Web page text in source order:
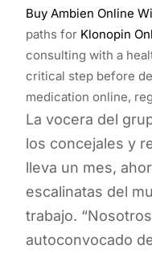
Buy Ambien Online
paths for Klonopin
consulting with a
critical step before
medication online,
La vocera del
los concejales y
lleva un mes,
escalinatas del
trabajo.
autoconvocado